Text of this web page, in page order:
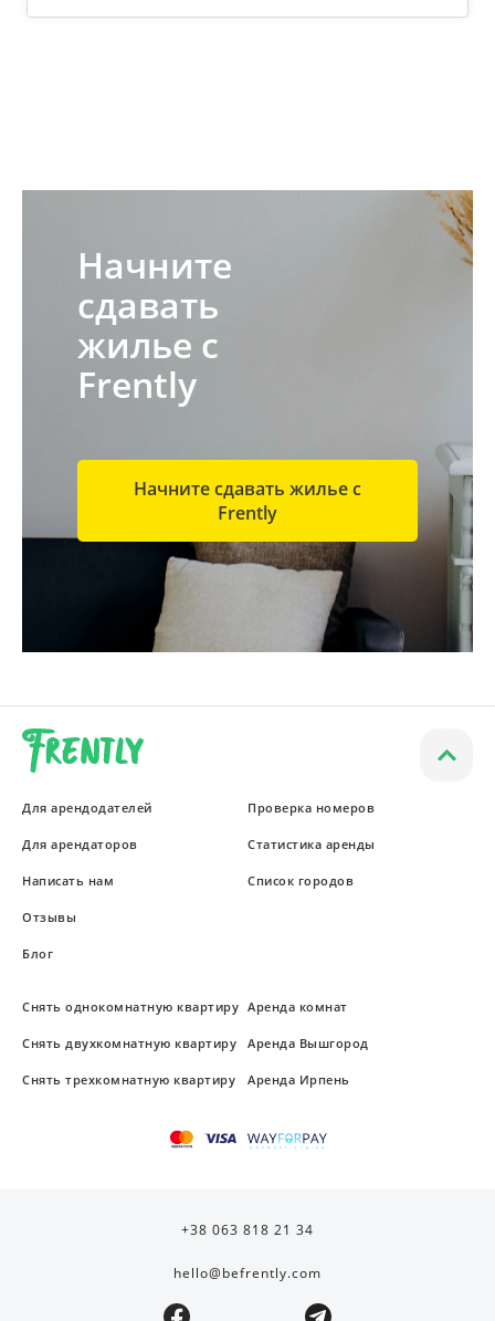
Начните
сдавать
жилье с
Frently
Начните сдавать жилье с
Frently
Для арендодателей
Для арендаторов
Написать нам
Отзывы
Блог
Проверка номеров
Статистика аренды
Список городов
Снять однокомнатную квартиру
Снять двухкомнатную квартиру
Снять трехкомнатную квартиру
Аренда комнат
Аренда Вышгород
Аренда Ирпень
+38 063 818 21 34
hello@befrently.com